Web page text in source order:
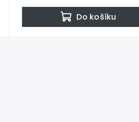
Do košíku